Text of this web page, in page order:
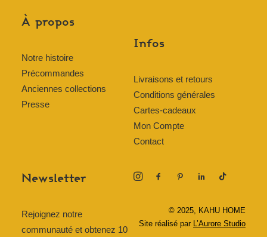
À propos
Notre histoire
Précommandes
Anciennes collections
Presse
Infos
Livraisons et retours
Conditions générales
Cartes-cadeaux
Mon Compte
Contact
Newsletter
Rejoignez notre
communauté et obtenez 10
© 2025, KAHU HOME
Site réalisé par L’Aurore Studio